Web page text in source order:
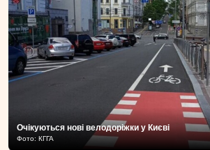
Очікуються нові велодоріжки у Києві
Фото: КГГА